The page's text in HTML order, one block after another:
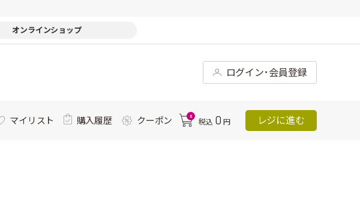
オンラインショップ
ログイン･会員登録
マイリスト 購入履歴 クーポン 0
税込 0 円 レジに進む